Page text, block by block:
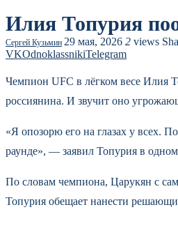
Илия Топурия
Сергей Кузьмин 29 мая, 2026 2 views
VKOdnoklassnikiTelegram
Чемпион UFC в лёгком весе Илия
россиянина. И звучит оно
«Я опозорю его на глазах у всех.
раунде», — заявил Топурия в
По словам чемпиона, Царукян с
Топурия обещает нанести